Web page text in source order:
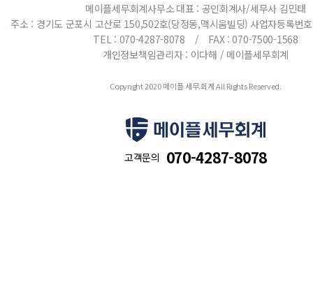
메이플세무회계사무소 대표 : 공인회계사/세무사 김민태
주소 : 경기도 군포시 고산로 150,502호(당정동,맥시움빌딩) 사업자등록번
TEL : 070-4287-8078 / FAX : 070-7500-1568
개인정보책임관리자 : 이다해 / 메이플세무회계
Copyright 2020 메이플 세무.회계 All Rights Reserved.
고객문의 070-4287-8078